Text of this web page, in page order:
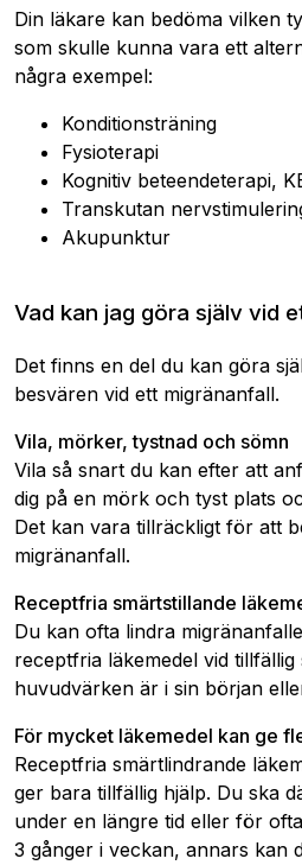
Din läkare kan bedöma vilken
som skulle kunna vara ett
några exempel:
Konditionsträning
Fysioterapi
Kognitiv beteendeterapi,
Transkutan
Akupunktur
Vad kan jag göra själv vid
Det finns en del du kan göra
besvären vid ett migränanfall.
Vila, mörker, tystnad och sömn
Vila så snart du kan efter att
dig på en mörk och tyst plats
Det kan vara tillräckligt för att
migränanfall.
Receptfria smärtstillande
Du kan ofta lindra
receptfria läkemedel vid
huvudvärken är i sin början
För mycket läkemedel kan ge
Receptfria smärtlindrande
ger bara tillfällig hjälp. Du ska
under en längre tid eller för
3 gånger i veckan, annars kan